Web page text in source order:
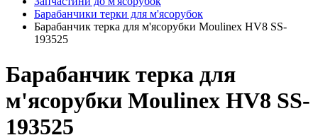
Барабанчики терки для м'ясорубок
Барабанчик терка для м'ясорубки Moulinex HV8 SS-
193525
Барабанчик терка для
м'ясорубки Moulinex HV8 SS-
193525